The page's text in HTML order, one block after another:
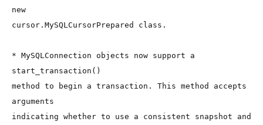
new
cursor.MySQLCursorPrepared class.
* MySQLConnection objects now support a
start_transaction()
method to begin a transaction. This method accepts
arguments
indicating whether to use a consistent snapshot and